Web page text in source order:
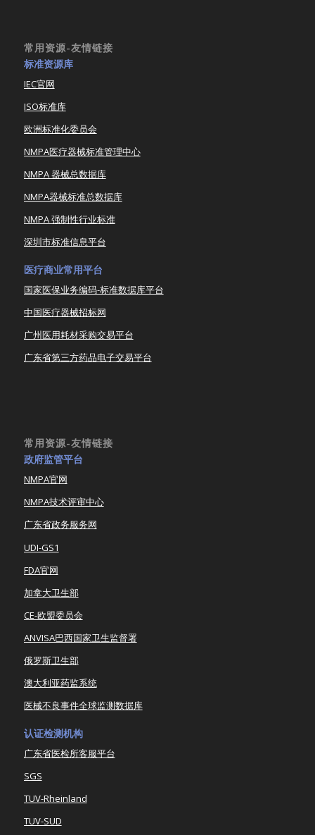
常用资源-友情链接
标准资源库
IEC官网
ISO标准库
欧洲标准化委员会
NMPA医疗器械标准管理中心
NMPA 器械总数据库
NMPA器械标准总数据库
NMPA 强制性行业标准
深圳市标准信息平台
医疗商业常用平台
国家医保业务编码-标准数据库平台
中国医疗器械招标网
广州医用耗材采购交易平台
广东省第三方药品电子交易平台
常用资源-友情链接
政府监管平台
NMPA官网
NMPA技术评审中心
广东省政务服务网
UDI-GS1
FDA官网
加拿大卫生部
CE-欧盟委员会
ANVISA巴西国家卫生监督署
俄罗斯卫生部
澳大利亚药监系统
医械不良事件全球监测数据库
认证检测机构
广东省医检所客服平台
SGS
TUV-Rheinland
TUV-SUD